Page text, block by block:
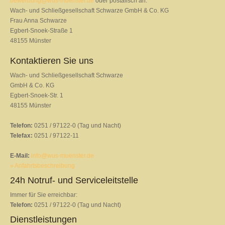
Wach- und Schließgesellschaft Schwarze GmbH & Co. KG
Frau Anna Schwarze
Egbert-Snoek-Straße 1
48155 Münster
Kontaktieren Sie uns
Wach- und Schließgesellschaft Schwarze
GmbH & Co. KG
Egbert-Snoek-Str. 1
48155 Münster
Telefon: 0251 / 97122-0 (Tag und Nacht)
Telefax: 0251 / 97122-11
E-Mail: info@wus-muenster.de
» Anfahrtsbeschreibung
24h Notruf- und Serviceleitstelle
Immer für Sie erreichbar:
Telefon: 0251 / 97122-0 (Tag und Nacht)
Dienstleistungen